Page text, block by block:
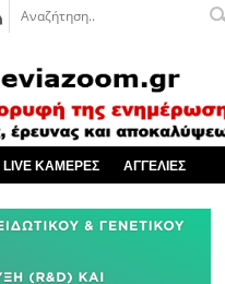
LIVE ΚΑΜΕΡΕΣ ΑΓΓΕΛΙΕΣ